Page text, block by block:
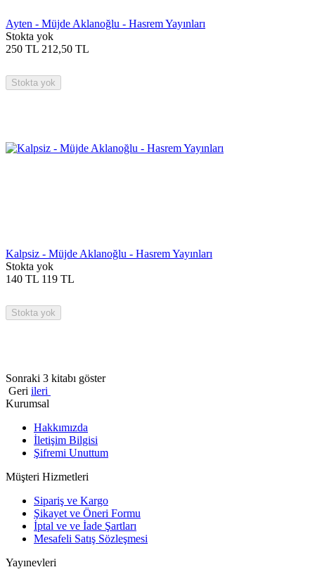
Ayten - Müjde Aklanoğlu - Hasrem Yayınları
Stokta yok
250 TL 212,50 TL
Stokta yok
Kalpsiz - Müjde Aklanoğlu - Hasrem Yayınları
Stokta yok
140 TL 119 TL
Stokta yok
Sonraki 3 kitabı göster
Geri ileri
Kurumsal
Hakkımızda
İletişim Bilgisi
Şifremi Unuttum
Müşteri Hizmetleri
Sipariş ve Kargo
Şikayet ve Öneri Formu
İptal ve ve İade Şartları
Mesafeli Satış Sözleşmesi
Yayınevleri